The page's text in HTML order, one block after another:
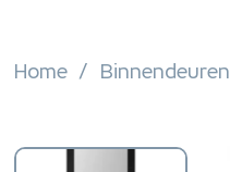
Home Binnendeuren